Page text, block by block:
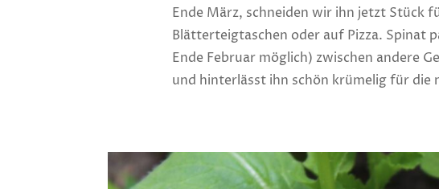
Ende März, schneiden wir ihn jetzt Stück
Blätterteigtaschen oder auf Pizza. Spinat
Ende Februar möglich) zwischen andere
und hinterlässt ihn schön krümelig für die